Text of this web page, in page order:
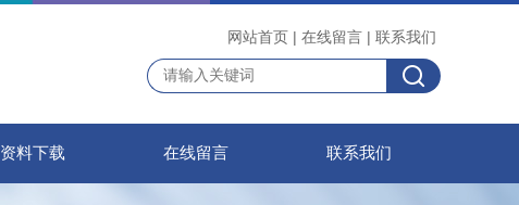
网站首页 | 在线留言 | 联系我们
资料下载 在线留言 联系我们